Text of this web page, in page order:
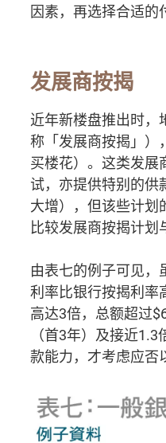
因素，再选择合适的
发展商按揭
近年新楼盘推出时，
称「发展商按揭」）
买楼花）。这类发展
试，亦提供特别的供
大增），但该些计划
比较发展商按揭计划
由表七的例子可见
利率比银行按揭利率
高达3倍，总额超过
（首3年）及接近
款能力，才考虑应否